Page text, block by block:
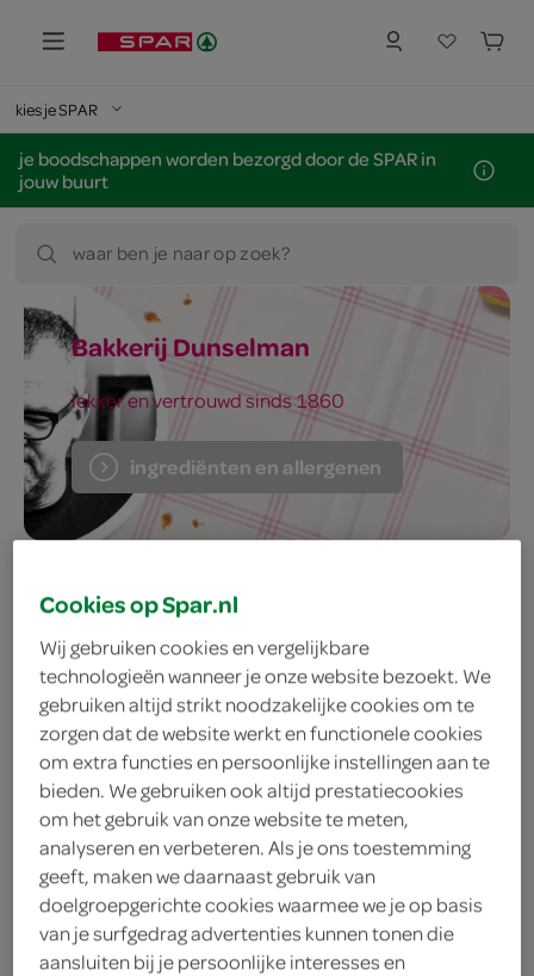
kies je SPAR
je boodschappen worden bezorgd door de SPAR in
jouw buurt
waar ben je naar op zoek?
Bakkerij Dunselman
lekker en vertrouwd sinds 1860
ingrediënten en allergenen
lekker en vertrouwd
gebak sinds 1860
Bakkerij Dunselman is een echt familiebedrijf en draagt
sinds de oprichting in 1860 de slogan “lekker en
vertrouwd sinds 1860” met recht en met trots! De
taarten en het gebak van bakkerij Dunselman
zijn namelijk echt super lekker. Naast taarten, koekjes
en gebak bakt Dunselman het lekkerste brood. Dagelijks
genieten mensen van Den Helder tot Julianadorp van
alle lekkernijen die bakker Dunselman bereidt.
Cookies op Spar.nl
Wij gebruiken cookies en vergelijkbare
technologieën wanneer je onze website bezoekt. We
gebruiken altijd strikt noodzakelijke cookies om te
zorgen dat de website werkt en functionele cookies
om extra functies en persoonlijke instellingen aan te
bieden. We gebruiken ook altijd prestatiecookies
om het gebruik van onze website te meten,
analyseren en verbeteren. Als je ons toestemming
geeft, maken we daarnaast gebruik van
doelgroepgerichte cookies waarmee we je op basis
van je surfgedrag advertenties kunnen tonen die
aansluiten bij je persoonlijke interesses en